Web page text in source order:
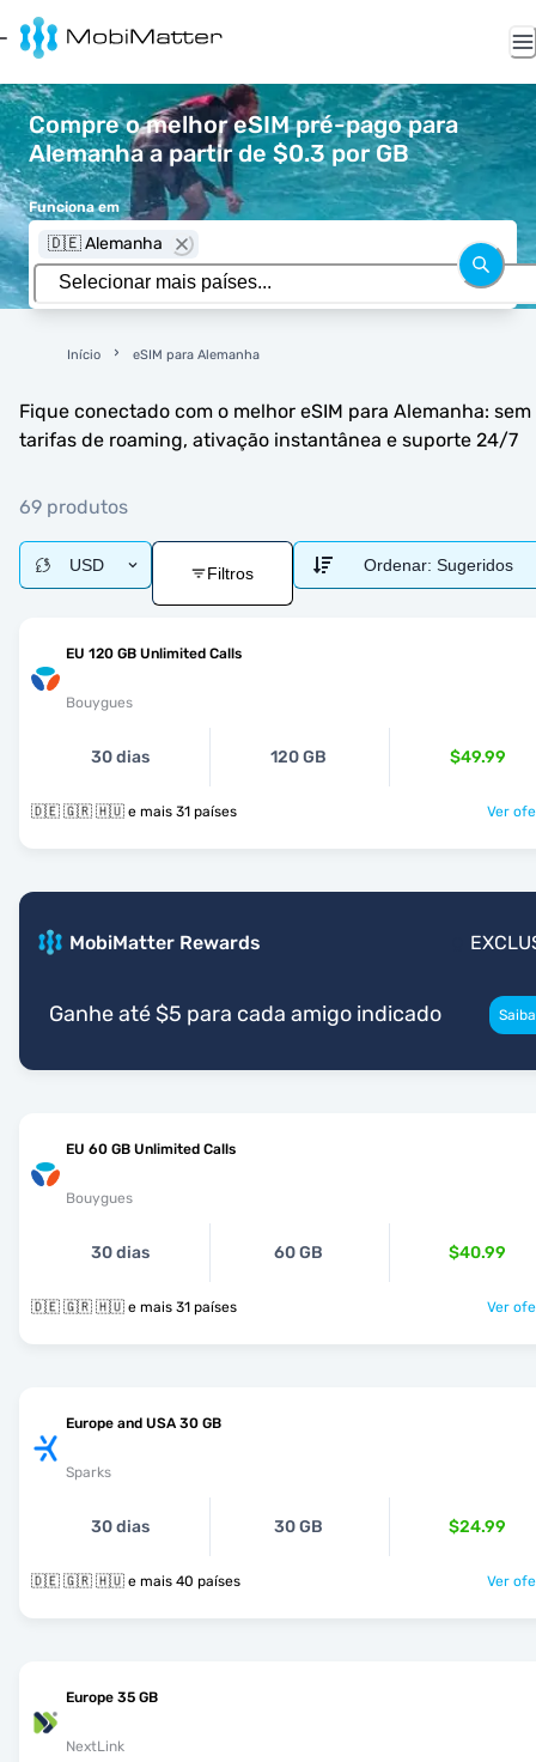
Compre o melhor eSIM pré-pago para
Alemanha a partir de $0.3 por GB
Funciona em
🇩🇪 Alemanha
Início eSIM para Alemanha
Fique conectado com o melhor eSIM para Alemanha: sem
tarifas de roaming, ativação instantânea e suporte 24/7
69 produtos
USD Filtros Ordenar: Sugeridos
EU 120 GB Unlimited Calls
Bouygues
30 dias 120 GB $49.99
🇩🇪 🇬🇷 🇭🇺 e mais 31 países Ver
MobiMatter Rewards
Ganhe até $5 para cada amigo indicado
EU 60 GB Unlimited Calls
Bouygues
30 dias 60 GB $40.99
🇩🇪 🇬🇷 🇭🇺 e mais 31 países Ver
Europe and USA 30 GB
Sparks
30 dias 30 GB $24.99
🇩🇪 🇬🇷 🇭🇺 e mais 40 países Ver
Europe 35 GB
NextLink